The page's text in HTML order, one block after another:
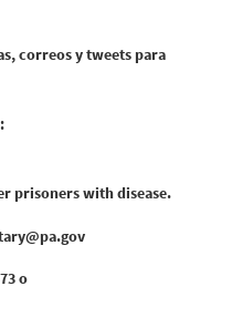
correos y tweets para
prisoners with disease.
o